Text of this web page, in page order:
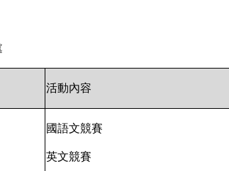
活動內容
國語文競賽
英文競賽